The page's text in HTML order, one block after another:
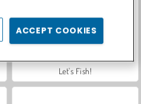
Let's Fish!
ACCEPT COOKIES